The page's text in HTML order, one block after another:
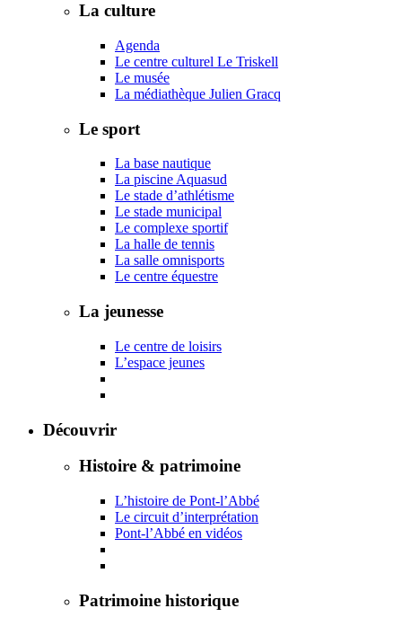
La culture
Agenda
Le centre culturel Le Triskell
Le musée
La médiathèque Julien Gracq
Le sport
La base nautique
La piscine Aquasud
Le stade d’athlétisme
Le stade municipal
Le complexe sportif
La halle de tennis
La salle omnisports
Le centre équestre
La jeunesse
Le centre de loisirs
L’espace jeunes
Découvrir
Histoire & patrimoine
L’histoire de Pont-l’Abbé
Le circuit d’interprétation
Pont-l’Abbé en vidéos
Patrimoine historique